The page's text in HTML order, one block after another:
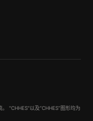
"CHHES"以及“CHHES”图形均为